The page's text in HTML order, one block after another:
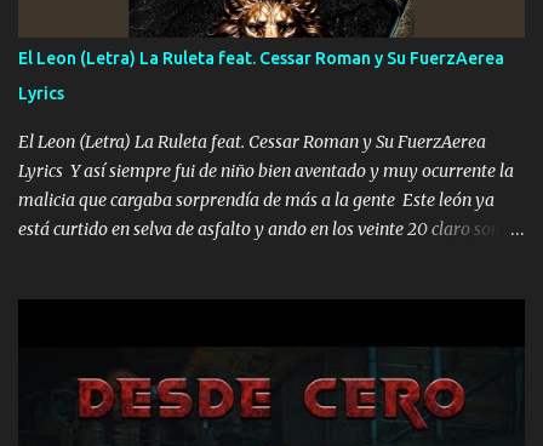
cualquier problema no más es cuestión que ordené NOS HACE
FALTA UN HERMANO DE CLAVE ERA EL 24 SIEMPRE FUE UN
HOMBRE VALIENTE POR ALGO M'URIÓ PELEAND0 SIEMPRE
VIO POR LA FAMILIA PARA QUE SIGA EL LEGADO Es el DOS de
los HERMANOS un cerebro inteligente y com...
El Leon (Letra) La Ruleta feat. Cessar Roman y Su FuerzAerea
Lyrics
El Leon (Letra) La Ruleta feat. Cessar Roman y Su FuerzAerea
Lyrics Y así siempre fui de niño bien aventado y muy ocurrente la
malicia que cargaba sorprendía de más a la gente Este león ya
está curtido en selva de asfalto y ando en los veinte 20 claro son
pa más pues hay charola les voy a dar hasta topar pues no hay de
otra Música Surcando bien mi camino voy por mi línea no veo a
los lados aquel que no corre vuela no se me duerm voy chicoteado
Ya pasé varias hazañas ya tienen rato que me agarran el colmillo